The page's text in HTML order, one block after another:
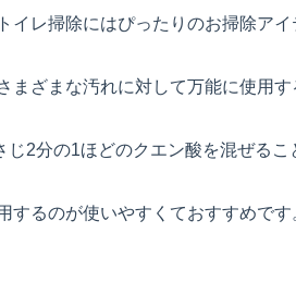
イレ掃除にはぴったりのお掃除アイ
まざまな汚れに対して万能に使用す
2分の1ほどのクエン酸を混ぜるこ
するのが使いやすくておすすめです